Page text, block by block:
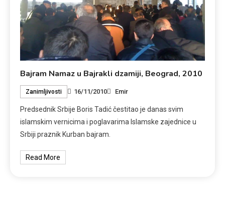
Bajram Namaz u Bajrakli dzamiji, Beograd, 2010
Zanimljivosti 16/11/2010 Emir
Predsednik Srbije Boris Tadić čestitao je danas svim
islamskim vernicima i poglavarima Islamske zajednice u
Srbiji praznik Kurban bajram.
Read More